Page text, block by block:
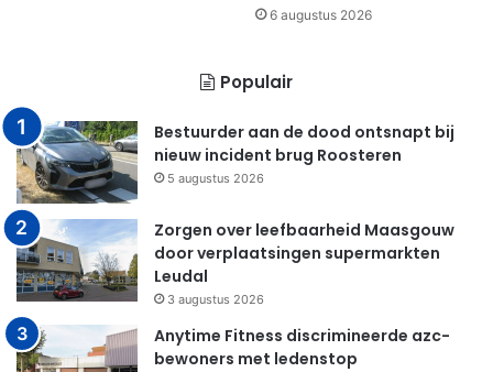
6 augustus 2026
Populair
Bestuurder aan de dood ontsnapt bij
nieuw incident brug Roosteren
5 augustus 2026
Zorgen over leefbaarheid Maasgouw
door verplaatsingen supermarkten
Leudal
3 augustus 2026
Anytime Fitness discrimineerde azc-
bewoners met ledenstop